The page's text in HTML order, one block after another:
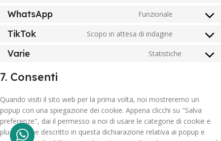
WhatsApp Funzionale
TikTok Scopo in attesa di indagine
Varie Statistiche
7. Consenti
Quando visiti il sito web per la prima volta, noi mostreremo un
popup con una spiegazione dei cookie. Appena clicchi su "Salva
preferenze", dai il permesso a noi di usare le categorie di cookie e
plugin come descritto in questa dichiarazione relativa ai popup e